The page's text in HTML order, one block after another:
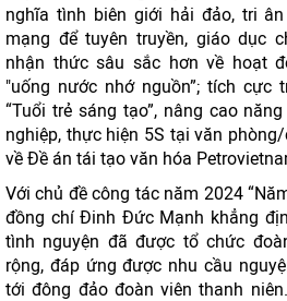
nghĩa tình biên giới hải đảo, tri
mạng để tuyên truyền, giáo dục
nhận thức sâu sắc hơn về hoạt
"uống nước nhớ nguồn”; tích cực
“Tuổi trẻ sáng tạo”, nâng cao
nghiệp, thực hiện 5S tại văn
về Đề án tái tạo văn hóa
Với chủ đề công tác năm 2024
đồng chí Đinh Đức Mạnh khẳng
tình nguyện đã được tổ chức
rộng, đáp ứng được nhu cầu
tới đông đảo đoàn viên thanh